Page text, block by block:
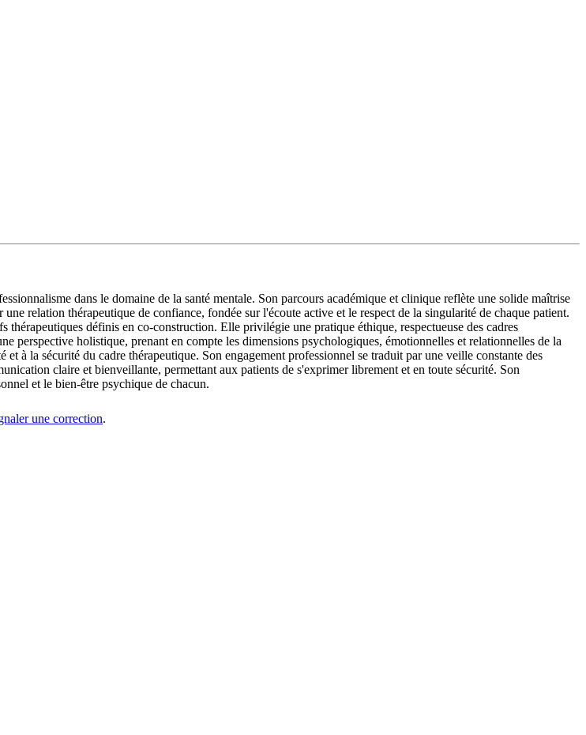
dans le domaine de la santé mentale. Son parcours académique et clinique reflète une solide maîtrise
relation thérapeutique de confiance, fondée sur l'écoute active et le respect de la singularité de chaque patient.
thérapeutiques définis en co-construction. Elle privilégie une pratique éthique, respectueuse des cadres
perspective holistique, prenant en compte les dimensions psychologiques, émotionnelles et relationnelles de la
à la sécurité du cadre thérapeutique. Son engagement professionnel se traduit par une veille constante des
claire et bienveillante, permettant aux patients de s'exprimer librement et en toute sécurité. Son
et le bien-être psychique de chacun.
une correction.